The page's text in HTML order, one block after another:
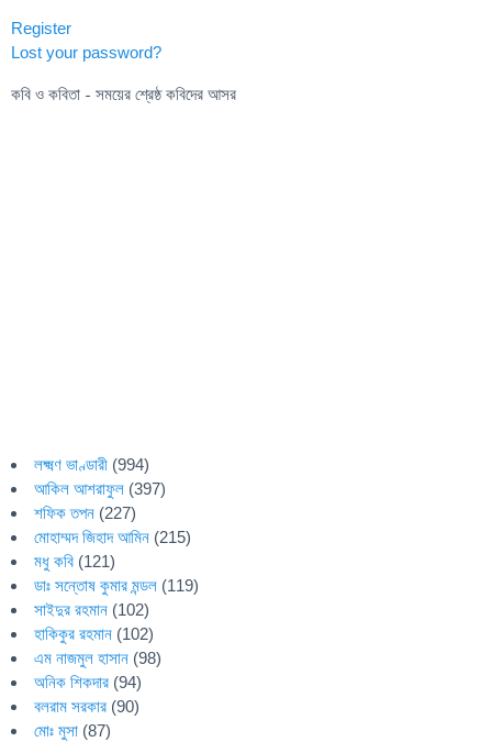
Register
Lost your password?
কবি ও কবিতা - সময়ের শ্রেষ্ঠ কবিদের আসর
লক্ষ্মণ ভাণ্ডারী (994)
আকিল আশরাফুল (397)
শফিক তপন (227)
মোহাম্মদ জিহাদ আমিন (215)
মধু কবি (121)
ডাঃ সন্তোষ কুমার মন্ডল (119)
সাইদুর রহমান (102)
হাকিকুর রহমান (102)
এম নাজমুল হাসান (98)
অনিক শিকদার (94)
বলরাম সরকার (90)
মোঃ মুসা (87)